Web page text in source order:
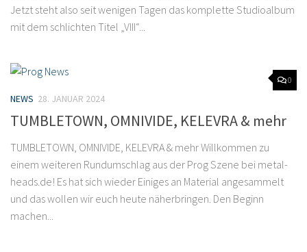
Jetzt steht also seit wenigen Tagen das komplette Studioalbum
mit dem schlichten Titel „VIII“...
0
NEWS 28. JANUAR 2024
TUMBLETOWN, OMNIVIDE, KELEVRA & mehr
TUMBLETOWN, OMNIVIDE, KELEVRA & mehr Willkommen zu
einem weiteren Rundumschlag aus der Prog Szene bei metal-
heads.de! Es hat sich wieder Einiges an Material angesammelt
und das wollen wir euch heute näherbringen. Den Beginn
machen...